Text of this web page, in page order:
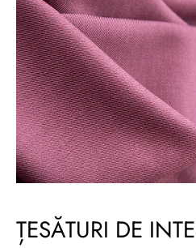
ȚESĂTURI DE